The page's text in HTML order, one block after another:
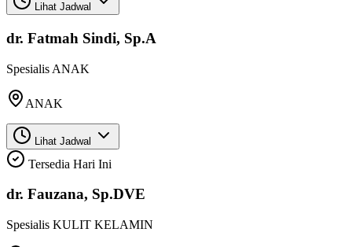
Lihat Jadwal
dr. Fatmah Sindi, Sp.A
Spesialis ANAK
ANAK
Lihat Jadwal
Tersedia Hari Ini
dr. Fauzana, Sp.DVE
Spesialis KULIT KELAMIN